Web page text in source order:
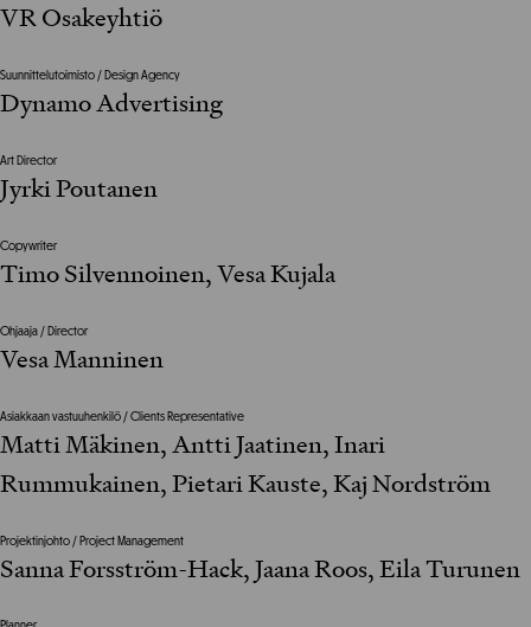
VR Osakeyhtiö
Suunnittelutoimisto / Design Agency
Dynamo Advertising
Art Director
Jyrki Poutanen
Copywriter
Timo Silvennoinen, Vesa Kujala
Ohjaaja / Director
Vesa Manninen
Asiakkaan vastuuhenkilö / Clients Representative
Matti Mäkinen, Antti Jaatinen, Inari
Rummukainen, Pietari Kauste, Kaj Nordström
Projektinjohto / Project Management
Sanna Forsström-Hack, Jaana Roos, Eila Turunen